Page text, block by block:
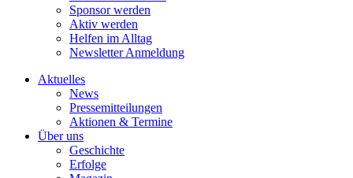
Sponsor werden
Aktiv werden
Helfen im Alltag
Newsletter Anmeldung
Aktuelles
News
Pressemitteilungen
Aktionen & Termine
Über uns
Geschichte
Erfolge